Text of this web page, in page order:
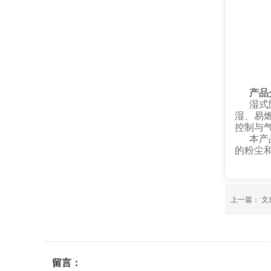
产品
湿式
湿、易
控制与
本产
的粉尘
上一篇： 文
留言：